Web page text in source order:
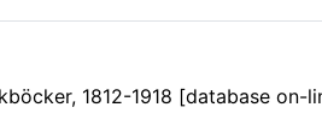
1812-1918 [database on-